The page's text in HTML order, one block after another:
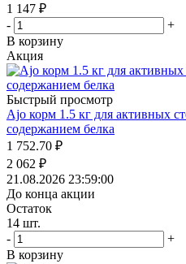
1 147 ₽
-
+
В корзину
Акция
Быстрый просмотр
Ajo корм 1.5 кг для активных
содержанием белка
1 752.70 ₽
2 062 ₽
21.08.2026 23:59:00
До конца акции
Остаток
14 шт.
-
+
В корзину